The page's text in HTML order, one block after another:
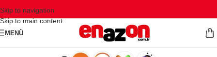
Skip to navigation
Skip to main content
MENÜ